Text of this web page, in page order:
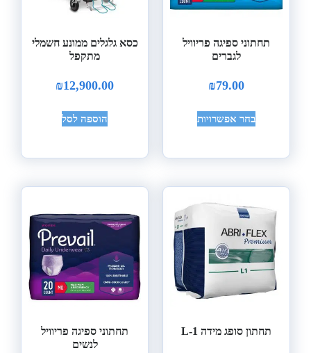
תחתוני ספיגה פריוויל
לגברים
₪79.00
בחר אפשרויות
כסא גלגלים ממונע חשמלי
מתקפל
₪12,900.00
הוספה לסל
תחתון סופג מידה L-1
תחתוני ספיגה פריוויל
לנשים